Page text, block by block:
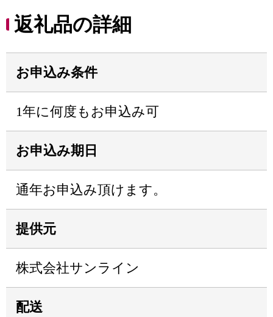
返礼品の詳細
お申込み条件
1年に何度もお申込み可
お申込み期日
通年お申込み頂けます。
提供元
株式会社サンライン
配送